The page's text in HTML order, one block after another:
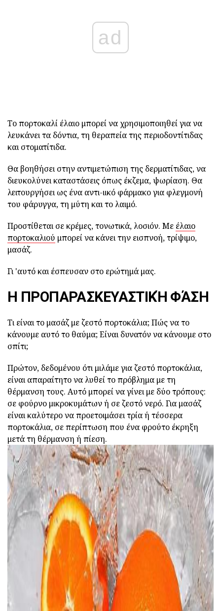
ad
Το πορτοκαλί έλαιο μπορεί να χρησιμοποιηθεί για να
λευκάνει τα δόντια, τη θεραπεία της περιοδοντίτιδας
και στοματίτιδα.
Θα βοηθήσει στην αντιμετώπιση της δερματίτιδας, να
διευκολύνει καταστάσεις όπως έκζεμα, ψωρίαση. Θα
λειτουργήσει ως ένα αντι-ιικό φάρμακο για φλεγμονή
του φάρυγγα, τη μύτη και το λαιμό.
Προστίθεται σε κρέμες, τονωτικά, λοσιόν. Με έλαιο
πορτοκαλιού μπορεί να κάνει την εισπνοή, τρίψιμο,
μασάζ.
Γι 'αυτό και έσπευσαν στο ερώτημά μας.
Η ΠΡΟΠΑΡΑΣΚΕΥΑΣΤΙΚΉ ΦΆΣΗ
Τι είναι το μασάζ με ζεστό πορτοκάλια;Πώς να το
κάνουμε αυτό το θαύμα;Είναι δυνατόν να κάνουμε στο
σπίτι;
Πρώτον, δεδομένου ότι μιλάμε για ζεστό πορτοκάλια,
είναι απαραίτητο να λυθεί το πρόβλημα με τη
θέρμανση τους. Αυτό μπορεί να γίνει με δύο τρόπους:
σε φούρνο μικροκυμάτων ή σε ζεστό νερό. Για μασάζ
είναι καλύτερο να προετοιμάσει τρία ή τέσσερα
πορτοκάλια, σε περίπτωση που ένα φρούτο έκρηξη
μετά τη θέρμανση ή πίεση.